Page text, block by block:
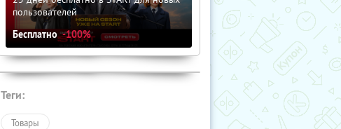
пользователей
Бесплатно -100%
Теги:
Товары